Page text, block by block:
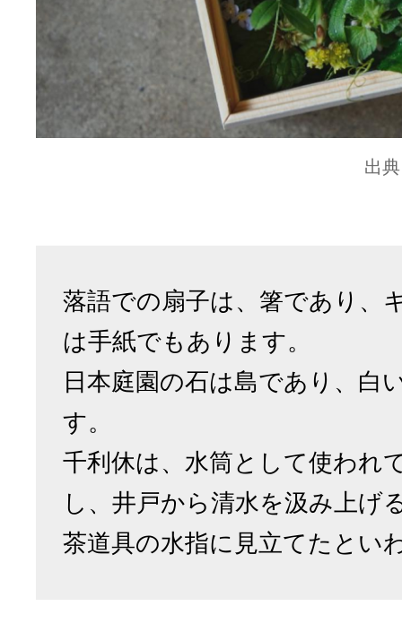
出
落語での扇子は、箸であり、
は手紙でもあります。
日本庭園の石は島であり、白
す。
千利休は、水筒として使われ
し、井戸から清水を汲み上げ
茶道具の水指に見立てたとい